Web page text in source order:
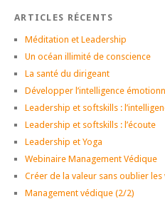
ARTICLES RÉCENTS
Méditation et Leadership
Un océan illimité de conscience
La santé du dirigeant
Développer l’intelligence
Leadership et softskills :
Leadership et softskills : l’écoute
Leadership et Yoga
Webinaire Management Védique
Créer de la valeur sans oublier les
Management védique (2/2)